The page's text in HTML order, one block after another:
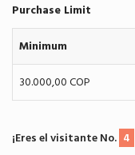
¡Eres el visitante No. 4
Purchase Limit
Minimum
30.000,00 COP